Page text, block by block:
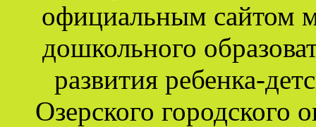
официальным сайтом
дошкольного
развития ребенка-
Озерского городского